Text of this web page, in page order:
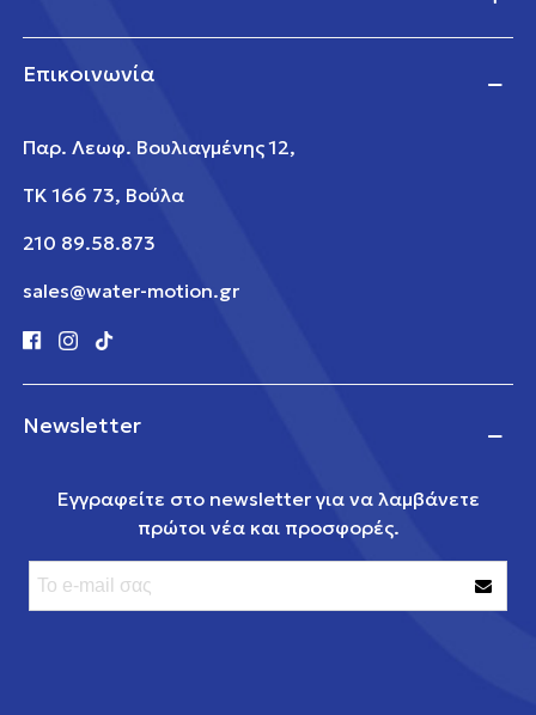
Επικοινωνία
Παρ. Λεωφ. Βουλιαγμένης 12,
ΤΚ 166 73, Βούλα
210 89.58.873
sales@water-motion.gr
Newsletter
Εγγραφείτε στο newsletter για να λαμβάνετε
πρώτοι νέα και προσφορές.